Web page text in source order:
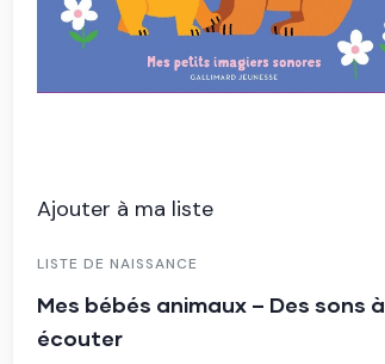
Ajouter à ma liste
LISTE DE NAISSANCE
Mes bébés animaux – Des sons à
écouter